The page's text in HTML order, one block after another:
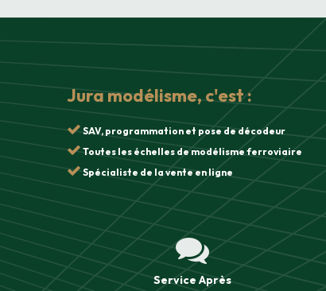
Service Après
Jura modélisme, c'est :
SAV, programmation et pose de décodeur
Toutes les échelles de modélisme ferroviaire
Spécialiste de la vente en ligne